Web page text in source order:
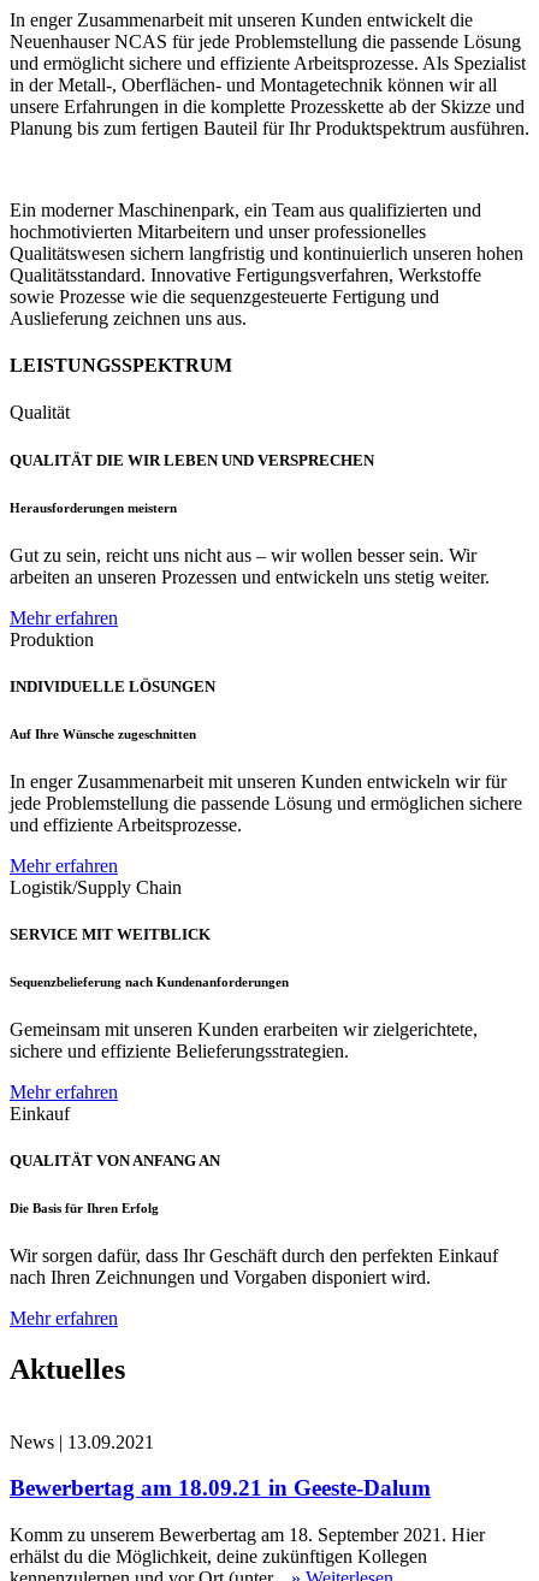
In enger Zusammenarbeit mit unseren Kunden entwickelt die
Neuenhauser NCAS für jede Problemstellung die passende Lösung
und ermöglicht sichere und effiziente Arbeitsprozesse. Als Spezialist
in der Metall-, Oberflächen- und Montagetechnik können wir all
unsere Erfahrungen in die komplette Prozesskette ab der Skizze und
Planung bis zum fertigen Bauteil für Ihr Produktspektrum ausführen.
Ein moderner Maschinenpark, ein Team aus qualifizierten und
hochmotivierten Mitarbeitern und unser professionelles
Qualitätswesen sichern langfristig und kontinuierlich unseren hohen
Qualitätsstandard. Innovative Fertigungsverfahren, Werkstoffe
sowie Prozesse wie die sequenzgesteuerte Fertigung und
Auslieferung zeichnen uns aus.
LEISTUNGSSPEKTRUM
Qualität
QUALITÄT DIE WIR LEBEN UND VERSPRECHEN
Herausforderungen meistern
Gut zu sein, reicht uns nicht aus – wir wollen besser sein. Wir
arbeiten an unseren Prozessen und entwickeln uns stetig weiter.
Mehr erfahren
Produktion
INDIVIDUELLE LÖSUNGEN
Auf Ihre Wünsche zugeschnitten
In enger Zusammenarbeit mit unseren Kunden entwickeln wir für
jede Problemstellung die passende Lösung und ermöglichen sichere
und effiziente Arbeitsprozesse.
Mehr erfahren
Logistik/Supply Chain
SERVICE MIT WEITBLICK
Sequenzbelieferung nach Kundenanforderungen
Gemeinsam mit unseren Kunden erarbeiten wir zielgerichtete,
sichere und effiziente Belieferungsstrategien.
Mehr erfahren
Einkauf
QUALITÄT VON ANFANG AN
Die Basis für Ihren Erfolg
Wir sorgen dafür, dass Ihr Geschäft durch den perfekten Einkauf
nach Ihren Zeichnungen und Vorgaben disponiert wird.
Mehr erfahren
Aktuelles
News | 13.09.2021
Bewerbertag am 18.09.21 in Geeste-Dalum
Komm zu unserem Bewerbertag am 18. September 2021. Hier
erhälst du die Möglichkeit, deine zukünftigen Kollegen